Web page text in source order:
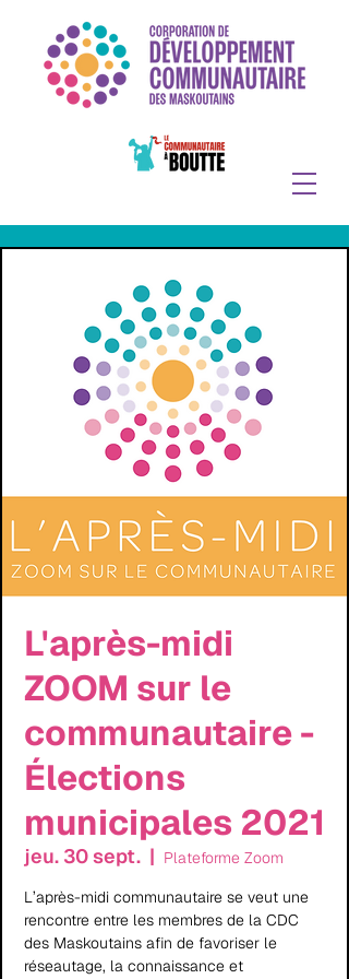
L'après-midi
ZOOM sur le
communautaire -
Élections
municipales 2021
jeu. 30 sept.
  |
Plateforme Zoom
L’après-midi communautaire se veut une
rencontre entre les membres de la CDC
des Maskoutains afin de favoriser le
réseautage, la connaissance et